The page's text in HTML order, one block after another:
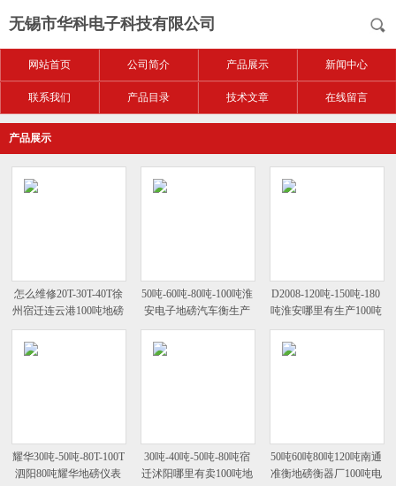
无锡市华科电子科技有限公司
网站首页 公司简介 产品展示 新闻中心
联系我们 产品目录 技术文章 在线留言
产品展示
怎么维修20T-30T-40T徐
州宿迁连云港100吨地磅
坏了一个传感器
50吨-60吨-80吨-100吨淮
安电子地磅汽车衡生产
厂家价格租赁报价
D2008-120吨-150吨-180
吨淮安哪里有生产100吨
柯力数字地磅汽车衡的
耀华30吨-50吨-80T-100T
泗阳80吨耀华地磅仪表
30吨-40吨-50吨-80吨宿
迁沭阳哪里有卖100吨地
50吨60吨80吨120吨南通
准衡地磅衡器厂100吨电